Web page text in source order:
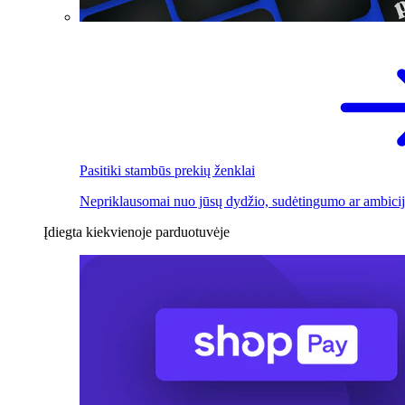
Pasitiki stambūs prekių ženklai
Nepriklausomai nuo jūsų dydžio, sudėtingumo ar
Įdiegta kiekvienoje parduotuvėje